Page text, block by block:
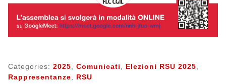
Categories: 2025 Comunicati Elezioni RSU 2025
Rappresentanze
RSU